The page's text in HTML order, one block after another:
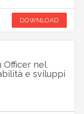
DOWNLOAD
Officer nel
e sviluppi